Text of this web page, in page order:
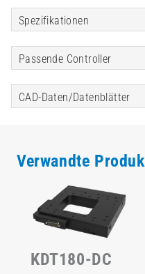
Spezifikationen
Passende Controller
CAD-Daten/Datenblätter
Verwandte
KDT180-DC